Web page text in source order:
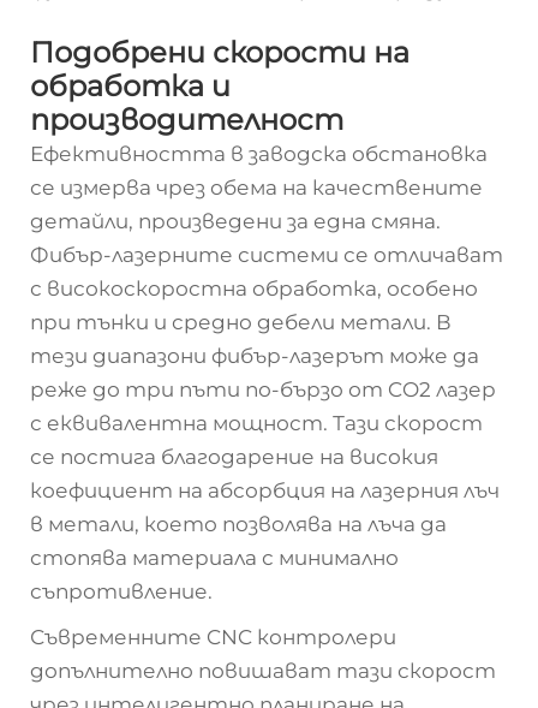
Подобрени скорости на
обработка и
производителност
Ефективността в заводска обстановка
се измерва чрез обема на качествените
детайли, произведени за една смяна.
Фибър-лазерните системи се отличават
с високоскоростна обработка, особено
при тънки и средно дебели метали. В
тези диапазони фибър-лазерът може да
реже до три пъти по-бързо от CO2 лазер
с еквивалентна мощност. Тази скорост
се постига благодарение на високия
коефициент на абсорбция на лазерния лъч
в метали, което позволява на лъча да
стопява материала с минимално
съпротивление.
Съвременните CNC контролери
допълнително повишават тази скорост